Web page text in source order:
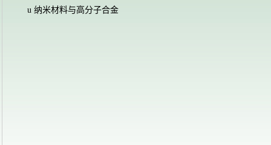
u 纳米材料与高分子合金